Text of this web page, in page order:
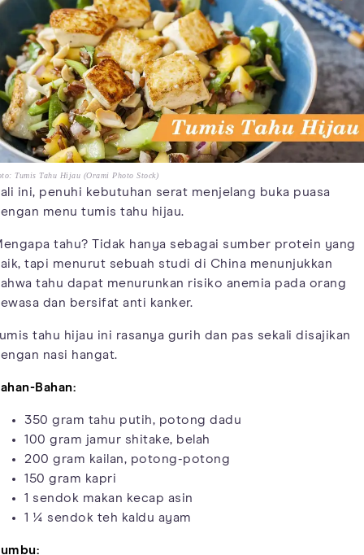
Tumis Tahu Hijau (Orami Photo Stock)
ini, penuhi kebutuhan serat menjelang buka puasa
menu tumis tahu hijau.
tahu? Tidak hanya sebagai sumber protein yang
tapi menurut sebuah studi di China menunjukkan
tahu dapat menurunkan risiko anemia pada orang
dan bersifat anti kanker.
tahu hijau ini rasanya gurih dan pas sekali disajikan
nasi hangat.
Bahan:
350 gram tahu putih, potong dadu
100 gram jamur shitake, belah
200 gram kailan, potong-potong
150 gram kapri
1 sendok makan kecap asin
1 ¼ sendok teh kaldu ayam